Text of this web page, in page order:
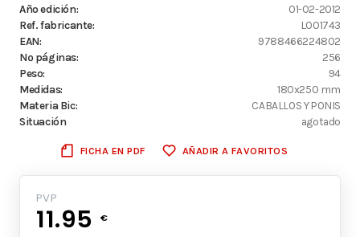
Año edición:
01-02-2012
Ref. fabricante:
L001743
EAN:
9788466224802
Nº páginas:
256
Peso:
94
Medidas:
180x250 mm
Materia Bic:
CABALLOS Y PONIS
Situación
agotado
FICHA EN PDF AÑADIR A FAVORITOS
PVP
11.95 €